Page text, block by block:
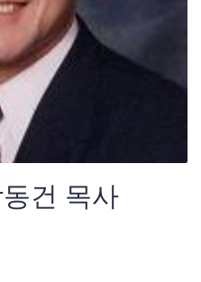
건 목사